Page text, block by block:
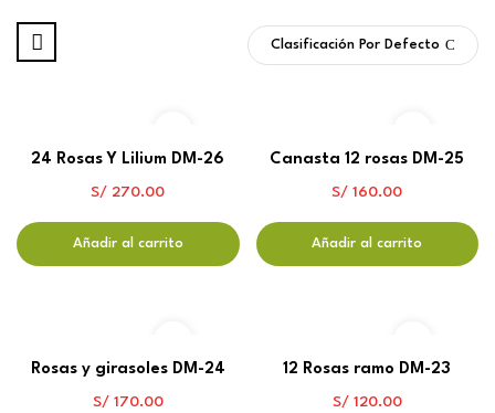
Clasificación Por Defecto
24 Rosas Y Lilium DM-26
S/ 270.00
Añadir al carrito
Canasta 12 rosas DM-25
S/ 160.00
Añadir al carrito
Rosas y girasoles DM-24
S/170.00
12 Rosas ramo DM-23
S/120.00